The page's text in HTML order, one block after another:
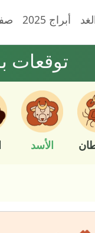
أبراج 2025
توقعات
الأسد